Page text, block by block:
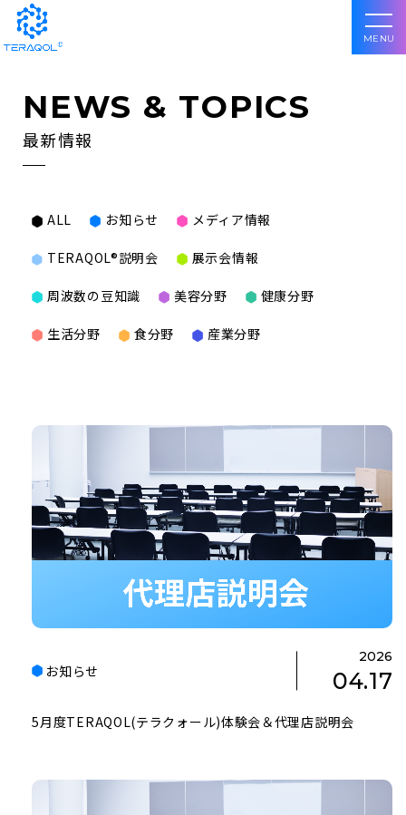
MENU
NEWS & TOPICS
最新情報
ALL お知らせ メディア情報
TERAQOL®説明会 展示会情報
周波数の豆知識 美容分野 健康分野
生活分野 食分野 産業分野
お知らせ
2026
04.17
5月度TERAQOL(テラクォール)体験会＆代理店説明会